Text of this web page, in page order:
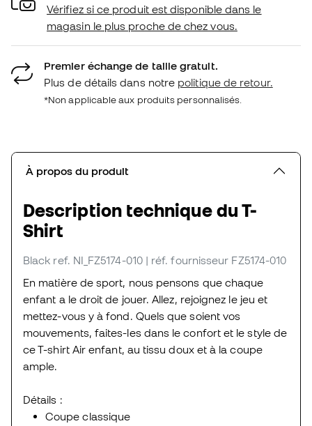
Vérifiez si ce produit est disponible dans le
magasin le plus proche de chez vous.
Premier échange de taille gratuit.
Plus de détails dans notre politique de retour.
*Non applicable aux produits personnalisés.
À propos du produit
Description technique du T-
Shirt
Black ref. NI_FZ5174-010 | réf. fournisseur FZ5174-010
En matière de sport, nous pensons que chaque
enfant a le droit de jouer. Allez, rejoignez le jeu et
mettez-vous y à fond. Quels que soient vos
mouvements, faites-les dans le confort et le style de
ce T-shirt Air enfant, au tissu doux et à la coupe
ample.
Détails :
Coupe classique